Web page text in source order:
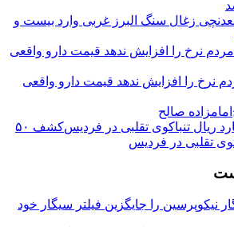
شدن ۲۰ معدنچی زغال سنگ البرز غربی وارد بیست و
نرخ را افزایش ندهد قیمت دارو واقعی
امامزاده صالح
کشف ۵۰
تقلبی در فردیس